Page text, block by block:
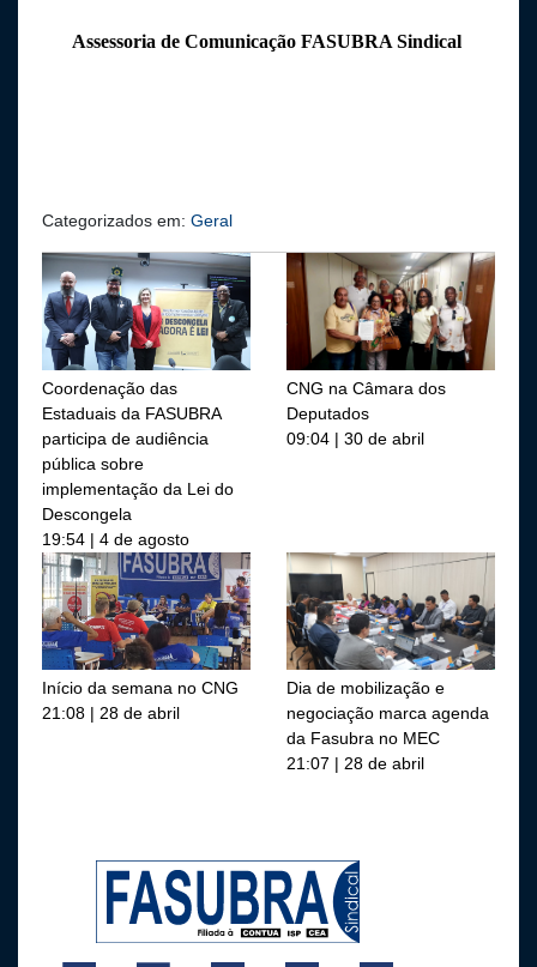
Assessoria de Comunicação FASUBRA Sindical
Categorizados em: Geral
Coordenação das
Estaduais da FASUBRA
participa de audiência
pública sobre
implementação da Lei do
Descongela
19:54 | 4 de agosto
CNG na Câmara dos
Deputados
09:04 | 30 de abril
Início da semana no CNG
21:08 | 28 de abril
Dia de mobilização e
negociação marca agenda
da Fasubra no MEC
21:07 | 28 de abril